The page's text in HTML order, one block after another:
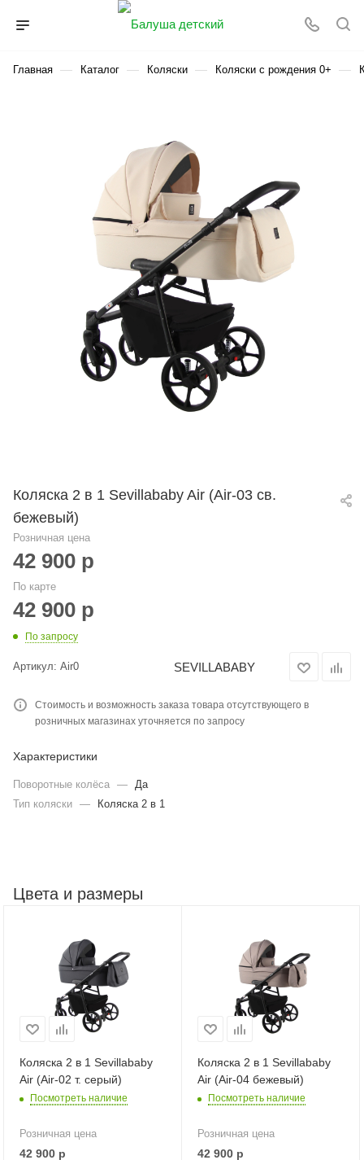
Главная — Каталог — Коляски — Коляски с рождения 0+ —
Коляска 2 в 1 Sevillababy Air (Air-03 св.
бежевый)
Розничная цена
42 900 р
По карте
42 900 р
По запросу
Артикул: Air0 SEVILLABABY
Стоимость и возможность заказа товара отсутствующего в
розничных магазинах уточняется по запросу
Характеристики
Поворотные колёса — Да
Тип коляски — Коляска 2 в 1
Цвета и размеры
Коляска 2 в 1 Sevillababy
Air (Air-02 т. серый)
Посмотреть наличие
Розничная цена
42 900 р
Коляска 2 в 1 Sevillababy
Air (Air-04 бежевый)
Посмотреть наличие
Розничная цена
42 900 р